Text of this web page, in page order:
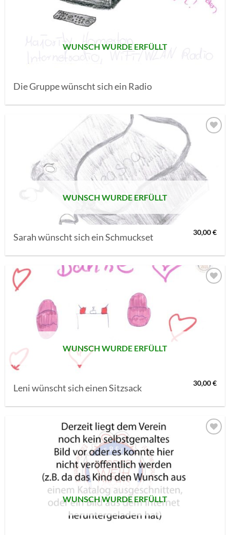
SETZEN
WUNSCH WURDE ERFÜLLT
Die Gruppe wünscht sich ein Radio
AUF MEINE
MERKLISTE
SETZEN
WUNSCH WURDE ERFÜLLT
Sarah wünscht sich ein Schmuckset 30,00€
WUNSCH WURDE ERFÜLLT
Leni wünscht sich einen Sitzsack 30,00€
WUNSCH WURDE ERFÜLLT